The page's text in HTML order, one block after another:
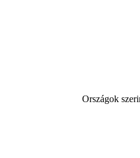
Országok